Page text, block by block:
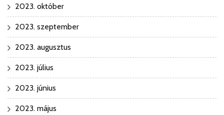
2023. október
2023. szeptember
2023. augusztus
2023. július
2023. június
2023. május